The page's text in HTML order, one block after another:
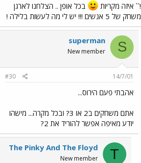
!`` איזה מקריות
בכל אופן .. הצלחנו לארגן
משחק של 5 אנשים !!! יש לי מה לעשות בלילה !
S
superman
New member
14/7/01
#30
אהבתי פעם הירוס...
אתם משחקים ב2 או 3? ובכל מקרה... מישהו
יודע מאיפה אפשר להוריד את 2?
T
The Pinky And The Floyd
New member